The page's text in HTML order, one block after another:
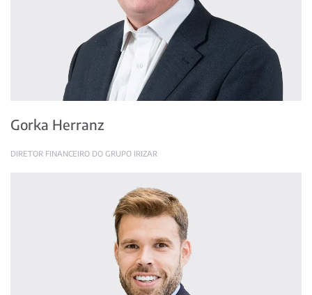
Gorka Herranz
DIRETOR FINANCEIRO DO GRUPO IRIZAR